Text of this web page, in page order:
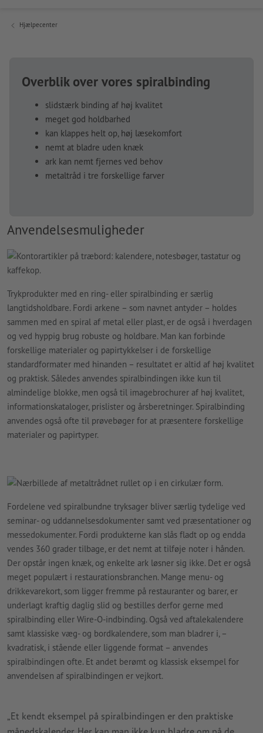
Hjælpecenter
Overblik over vores spiralbinding
slidstærk binding af høj kvalitet
meget god holdbarhed
kan klappes helt op, høj læsekomfort
nemt at bladre uden knæk
ark kan nemt fjernes ved behov
metaltråd i tre forskellige farver
Anvendelsesmuligheder
Trykprodukter med en ring- eller spiralbinding er særlig
langtidsholdbare. Fordi arkene – som navnet antyder – holdes
sammen med en spiral af metal eller plast, er de også i hverdagen
og ved hyppig brug robuste og holdbare. Man kan forbinde
forskellige materialer og papirtykkelser i de forskellige
standardformater med hinanden – resultatet er altid af høj kvalitet
og praktisk. Således anvendes spiralbindingen ikke kun til
almindelige blokke, men også til imagebrochurer af høj kvalitet,
informationskataloger, prislister og årsberetninger. Spiralbinding
anvendes også ofte til prøvebøger for at præsentere forskellige
materialer og papirtyper.
Fordelene ved spiralbundne tryksager bliver særlig tydelige ved
seminar- og uddannelsesdokumenter samt ved præsentationer og
messedokumenter. Fordi produkterne kan slås fladt op og endda
vendes 360 grader tilbage, er det nemt at tilføje noter i hånden.
Der opstår ingen knæk, og enkelte ark løsner sig ikke. Det er også
meget populært i restaurationsbranchen. Mange menu- og
drikkevarekort, som ligger fremme på restauranter og barer, er
underlagt kraftig daglig slid og bestilles derfor gerne med
spiralbinding eller Wire-O-indbinding. Også ved aftalekalendere
samt klassiske væg- og bordkalendere, som man bladrer i, –
kvadratisk, i stående eller liggende format – anvendes
spiralbindingen ofte. Et andet berømt og klassisk eksempel for
anvendelsen af spiralbindingen er vejkort.
„Et kendt eksempel på spiralbindingen er den praktiske